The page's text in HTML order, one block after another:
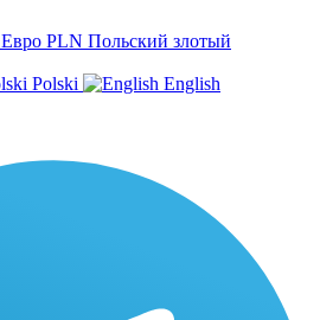
Евро PLN Польский злотый
Polski
English